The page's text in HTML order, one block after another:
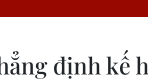
định kế